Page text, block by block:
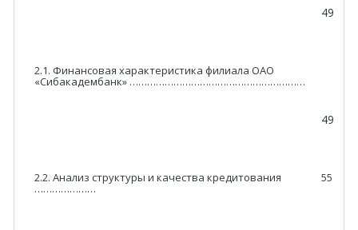
49
2.1. Финансовая характеристика филиала ОАО
«Сибакадембанк» ……………………………………………………
49
2.2. Анализ структуры и качества кредитования
…………………
55